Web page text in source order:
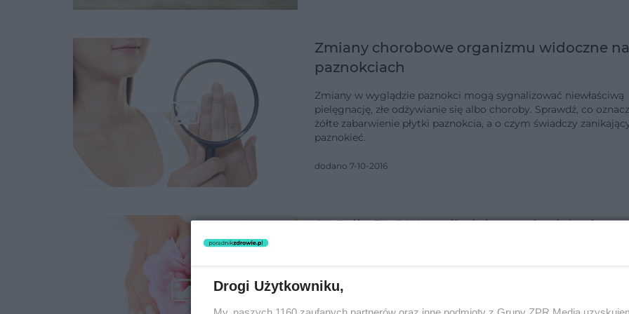
Zmiany chorobowe organizmu widoczne na
paznokciach
Zmiany w wyglądzie paznokci mogą sygnalizować niewłaściwą
pielęgnację, złe odżywianie się albo choroby. Sprawdź, co
żółte zabarwienie płytki paznokcia, a o czym świadczy
paznokieć.
dodano 7-10-2016
SOS dla DŁONI, czyli pielęgnacja skóry i
Chlorowana woda, detergenty i słońce są bezlitosne dla skóry i
Drogi Użytkowniku,